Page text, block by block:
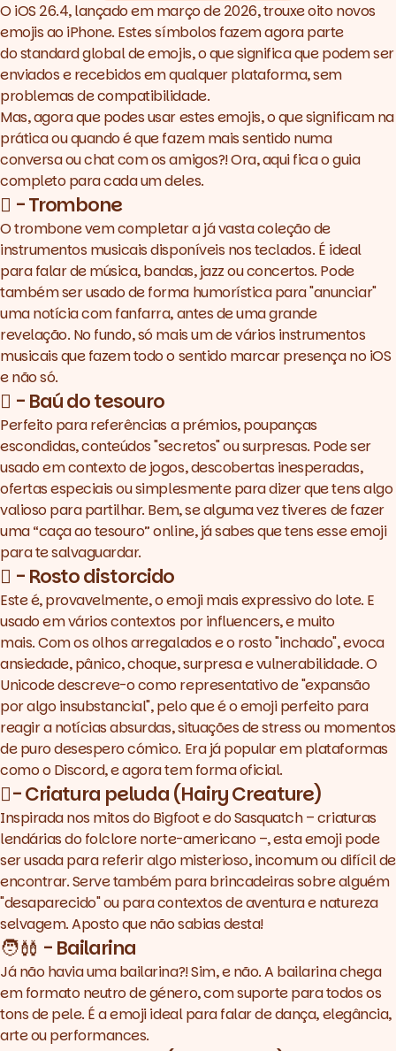
OiOS 26.4, lançado em março de 2026, trouxe oito novos
emojis ao iPhone. Estes símbolos fazem agora parte
dostandardglobal de emojis, o que significa que podem ser
enviados e recebidos em qualquer plataforma, sem
problemas de compatibilidade.
Mas, agora que podes usar estes emojis, o que significam na
prática ou quando é que fazem mais sentido numa
conversa ou chat com os amigos?! Ora, aqui fica o guia
completo para cada um deles.
🪊 - Trombone
O trombone vem completar a já vasta coleção de
instrumentos musicais disponíveis nos teclados. É ideal
para falar de música, bandas, jazz ou concertos. Pode
também ser usado de forma humorística para "anunciar"
uma notícia com fanfarra, antes de uma grande
revelação. No fundo, só mais um de vários instrumentos
musicais que fazem todo o sentido marcar presença no iOS
e não só.
🪎 - Baú do tesouro
Perfeito para referências a prémios, poupanças
escondidas, conteúdos "secretos" ou surpresas. Pode ser
usado em contexto de jogos, descobertas inesperadas,
ofertas especiais ou simplesmente para dizer que tens algo
valioso para partilhar. Bem, se alguma vez tiveres de fazer
uma “caça ao tesouro” online, já sabes que tens esse emoji
para te salvaguardar.
🫪 - Rosto distorcido
Este é, provavelmente, o emoji mais expressivo do lote. E
usado em vários contextos por influencers, e muito
mais. Com os olhos arregalados e o rosto "inchado", evoca
ansiedade, pânico, choque, surpresa e vulnerabilidade. O
Unicode descreve-o como representativo de "expansão
por algo insubstancial", pelo que é o emoji perfeito para
reagir a notícias absurdas, situações de stress ou momentos
de puro desespero cómico. Era já popular em plataformas
como o Discord, e agora tem forma oficial.
🫈- Criatura peluda (Hairy Creature)
Inspirada nos mitos do Bigfoot e do Sasquatch – criaturas
lendárias do folclore norte-americano –, esta emoji pode
ser usada para referir algo misterioso, incomum ou difícil de
encontrar. Serve também para brincadeiras sobre alguém
"desaparecido" ou para contextos de aventura e natureza
selvagem. Aposto que não sabias desta!
🧑‍🩰 - Bailarina
Já não havia uma bailarina?! Sim, e não. A bailarina chega
em formato neutro de género, com suporte para todos os
tons de pele. É a emoji ideal para falar de dança, elegância,
arte ou performances.